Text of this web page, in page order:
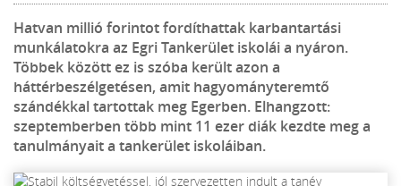
Hatvan millió forintot fordíthattak karbantartási
munkálatokra az Egri Tankerület iskolái a nyáron.
Többek között ez is szóba került azon a
háttérbeszélgetésen, amit hagyományteremtő
szándékkal tartottak meg Egerben. Elhangzott:
szeptemberben több mint 11 ezer diák kezdte meg a
tanulmányait a tankerület iskoláiban.